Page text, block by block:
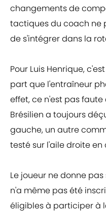
changements de
tactiques du coach ne
de s'intégrer dans la
Pour Luis Henrique,
part que l'entraîneur
effet, ce n'est pas
Brésilien a toujours
gauche, un autre
testé sur l'aile droite
Le joueur ne donne
n'a même pas été
éligibles à participer à